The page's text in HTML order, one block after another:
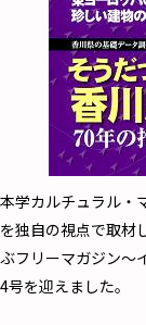
本学カルチュラル・
を独自の視点で取材
ぶフリーマガジン～
4号を迎えました。